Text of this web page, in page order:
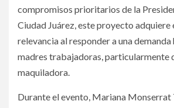
compromisos prioritarios de la
Ciudad Juárez, este proyecto adquiere
relevancia al responder a una
madres trabajadoras, particularmente
maquiladora.
Durante el evento, Mariana Monserrat